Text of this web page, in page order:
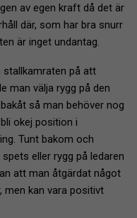
av egen kraft då det är
där, som har bra snurr
är inget undantag.
stallkamraten på att
man välja rygg på den
så man behöver nog
okej position i
Tunt bakom och
eller rygg på ledaren
att man åtgärdat något
men kan vara positivt